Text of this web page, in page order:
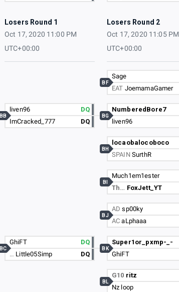
Losers Round 1
Oct 17, 2020 11:00 PM
UTC+00:00
Losers Round 2
Oct 17, 2020 11:05 PM
UTC+00:00
liven96
DQ
ImCracked_777
DQ
BB
GhiFT
DQ
… Little05Simp DQ
BC
Sage
EAT JoemamaGamer
BF
NumberedBore7
liven96
BG
locaobalocoboco
SPAIN SurthR
BH
Much1em1ester
Th… FoxJett_YT
BI
ADsp00ky
ACaLphaaa
BJ
Super1or_pxmp-_-
GhiFT
BK
G10 ritz
Nz loop
BL